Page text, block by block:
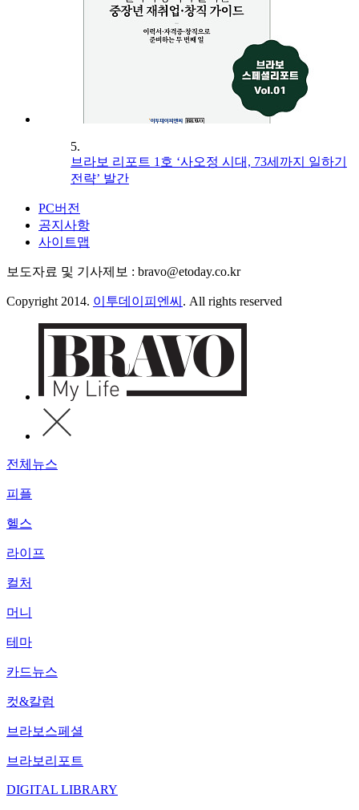
5.
브라보 리포트 1호 ‘사오정 시대, 73세까지 일하기
전략’ 발간
PC버전
공지사항
사이트맵
보도자료 및 기사제보 : bravo@etoday.co.kr
Copyright 2014. 이투데이피엔씨 . All rights reserved
전체뉴스
피플
헬스
라이프
컬처
머니
테마
카드뉴스
컷&칼럼
브라보스페셜
브라보리포트
DIGITAL LIBRARY